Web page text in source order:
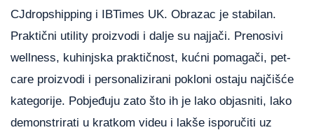
CJdropshipping i IBTimes UK. Obrazac je stabilan.
Praktični utility proizvodi i dalje su najjači. Prenosivi
wellness, kuhinjska praktičnost, kućni pomagači, pet-
care proizvodi i personalizirani pokloni ostaju najčišće
kategorije. Pobjeđuju zato što ih je lako objasniti, lako
demonstrirati u kratkom videu i lakše isporučiti uz